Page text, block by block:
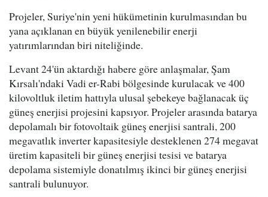
Projeler, Suriye'nin yeni hükümetinin kurulmasından bu
yana açıklanan en büyük yenilenebilir enerji
yatırımlarından biri niteliğinde.
Levant 24'ün aktardığı habere göre anlaşmalar, Şam
Kırsalı'ndaki Vadi er-Rabi bölgesinde kurulacak ve 400
kilovoltluk iletim hattıyla ulusal şebekeye bağlanacak üç
güneş enerjisi projesini kapsıyor. Projeler arasında batarya
depolamalı bir fotovoltaik güneş enerjisi santrali, 200
megavatlık inverter kapasitesiyle desteklenen 274 megavat
üretim kapasiteli bir güneş enerjisi tesisi ve batarya
depolama sistemiyle donatılmış ikinci bir güneş enerjisi
santrali bulunuyor.